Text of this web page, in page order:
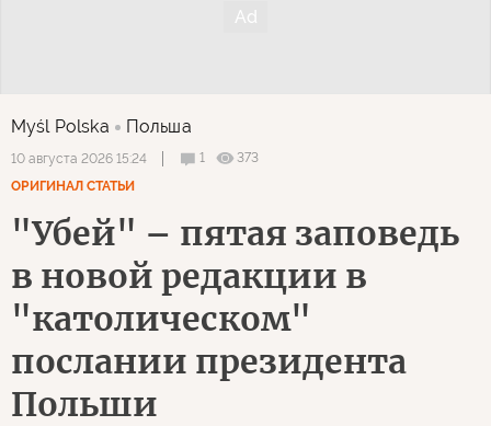
Myśl Polska Польша
10 августа 2026 15:24 1
373
ОРИГИНАЛ СТАТЬИ
"Убей" – пятая заповедь
в новой редакции в
"католическом"
послании президента
Польши